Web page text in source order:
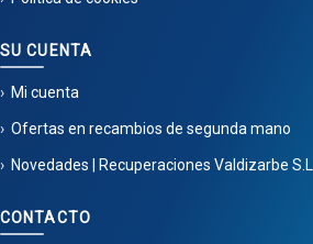
SU CUENTA
Mi cuenta
Ofertas en recambios de segunda mano
Novedades | Recuperaciones Valdizarbe S.L.
CONTACTO